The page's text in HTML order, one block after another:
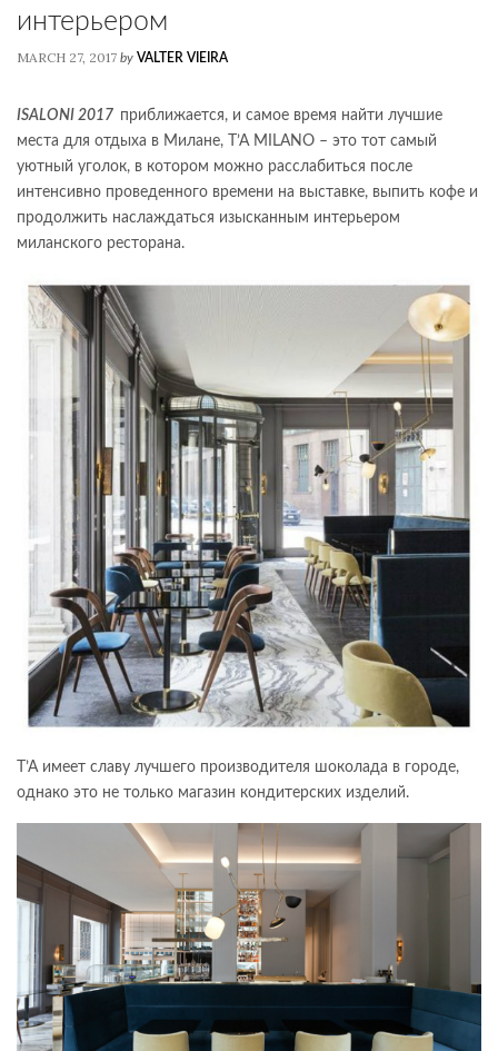
интерьером
MARCH 27, 2017 by VALTER VIEIRA
ISALONI 2017 приближается, и самое время найти лучшие
места для отдыха в Милане, T’A MILANO – это тот самый
уютный уголок, в котором можно расслабиться после
интенсивно проведенного времени на выставке, выпить кофе и
продолжить наслаждаться изысканным интерьером
миланского ресторана.
T’A имеет славу лучшего производителя шоколада в городе,
однако это не только магазин кондитерских изделий.